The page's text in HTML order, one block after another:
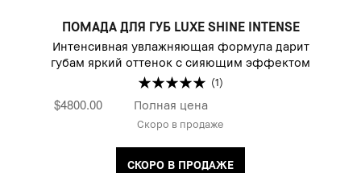
ПОМАДА ДЛЯ ГУБ LUXE SHINE INTENSE
Интенсивная увлажняющая формула дарит
губам яркий оттенок с сияющим эффектом
(1)
$4800.00 Полная цена
Скоро в продаже
СКОРО В ПРОДАЖЕ